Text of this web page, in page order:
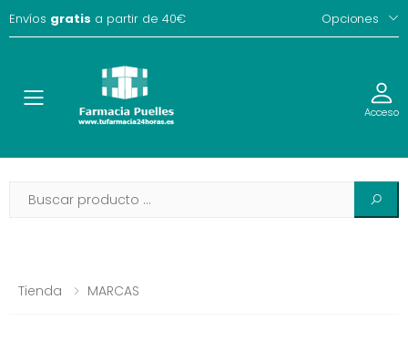
Envíos gratis a partir de 40€ Opciones
Toggle Acceso
Tienda MARCAS